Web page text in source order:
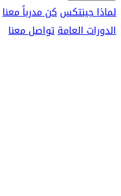
لماذا جينتكسكن مدرباً معنا
الدورات العامةتواصل معنا